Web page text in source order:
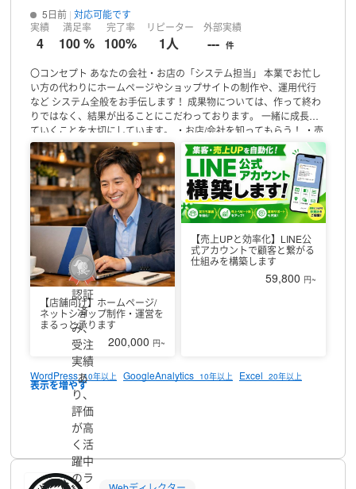
5日前 対応可能です
実績
4
満足率
100 %
完了率
100%
リピーター
1人
外部実績
--- 件
〇コンセプト あなたの会社・お店の「システム担当」
本業でお忙し
い方の代わりにホームページやショップサイトの制作や、運用代行
など システム全般をお手伝します！ 成果物については、作って終わ
りではなく、結果が出ることにこだわっております。
一緒に成長し
ていくことを大切にしています。
・お店/会社を知ってもらう！
・売
上を上げる！・採用をしたい！〇サービス内容＜ホームページ＞
◆新規ホームページ作成これからホームページを作りたい方に◆
ホームページ運用サポートホームページはあるけど、更新してい
ない。ホームページはあるけど、更新の方法が分からない。＜シ
ョッピングサイト＞◆まるっと依頼、ショッピングサイト構築こ
れからショッピングサイトを作りたい！ショッピングサイトで売
り上げを伸ばしたい！◆他のショッピングモールに出店したい。
既にショッピングサイトをもっていて、他に出店したい方に・自
社ECサイト・ショッピングモール（楽天・Amazon・Yahooショ
ッピング）・ショッピング（Shopify・BASE・STORES） ＜なん
でも相談＞その他、あなたの会社・お店のWEB/IT担当として、 なん
でもお気軽にご相談ください。
サイト 作成前相談・既存ホームページ/ショッピングサイト 診断
・資料作成代行 ・データ入力代行
導入のご相談・その他、パソコン業務に関する課題のご相談
【店舗向け】ホームページ/
ネットショップ制作・運営を
まるっと承ります
200,000 円~
【売上UPと効率化】LINE公
式アカウントで顧客と繋がる
仕組みを構築します
59,800 円~
WordPress 10年以上 GoogleAnalytics 10年以上 Excel 20年以上
認証
済
み、
受注
実績
あ
り、
評価
が高
く活
躍中
のラ